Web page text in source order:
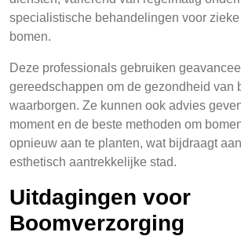
specialistische behandelingen voor
bomen.
Deze professionals gebruiken
gereedschappen om de gezondheid van
waarborgen. Ze kunnen ook advies
moment en de beste methoden om
opnieuw aan te planten, wat bijdraagt
esthetisch aantrekkelijke stad.
Uitdagingen voor
Boomverzorging